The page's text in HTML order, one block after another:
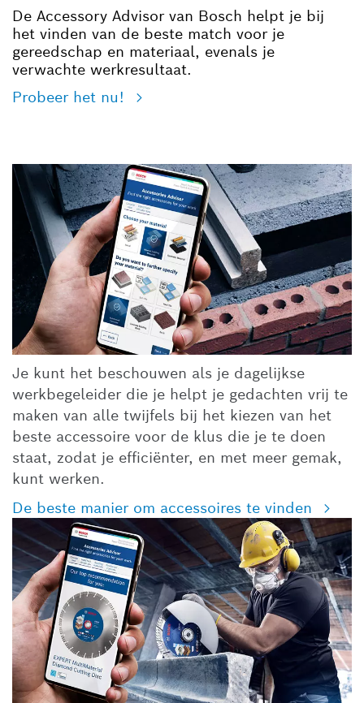
De Accessory Advisor van Bosch helpt je bij
het vinden van de beste match voor je
gereedschap en materiaal, evenals je
verwachte werkresultaat.
Probeer het nu!
Je kunt het beschouwen als je dagelijkse
werkbegeleider die je helpt je gedachten vrij te
maken van alle twijfels bij het kiezen van het
beste accessoire voor de klus die je te doen
staat, zodat je efficiënter, en met meer gemak,
kunt werken.
De beste manier om accessoires te vinden